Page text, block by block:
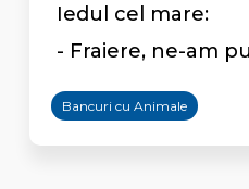
Iedul cel mare:
- Fraiere, ne-am
Bancuri cu Animale